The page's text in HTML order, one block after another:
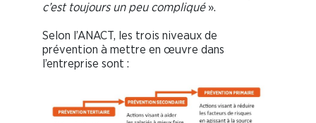
c’est toujours un peu compliqué».
Selon l’ANACT, les trois niveaux de
prévention à mettre en œuvre dans
l’entreprise sont :